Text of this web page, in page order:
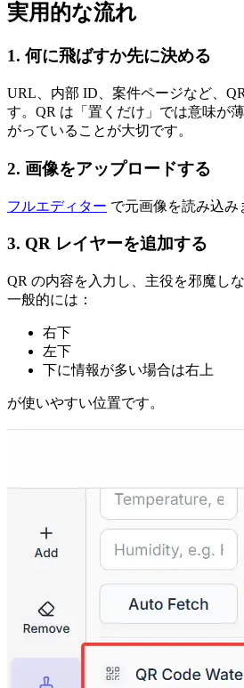
実用的な流れ
1. 何に飛ばすか先に決める
URL、内部 ID、案件ページなど、
す。QR は「置くだけ」では意味が
がっていることが大切です。
2. 画像をアップロードする
フルエディター で元画像を読み込み
3. QR レイヤーを追加する
QR の内容を入力し、主役を邪魔し
一般的には：
右下
左下
下に情報が多い場合は右上
が使いやすい位置です。